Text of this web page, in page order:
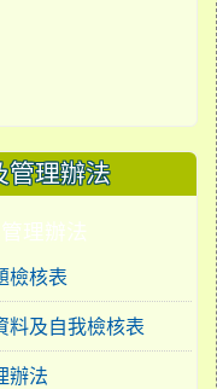
管理辦法
理辦法
檢核表
料及自我檢核表
辦法